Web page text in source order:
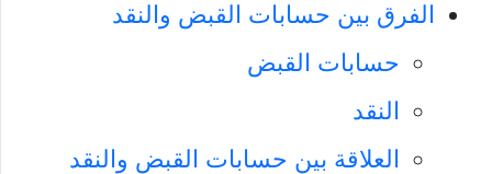
الفرق بين حسابات القبض والنقد
حسابات القبض
النقد
العلاقة بين حسابات القبض والنقد